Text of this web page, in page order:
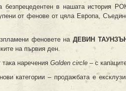
безпрецедентен в нашата история
от фенове от цяла Европа,
феновете наДЕВИН
на първия ден.
наречения Golden circle – с
категории – продажбата е